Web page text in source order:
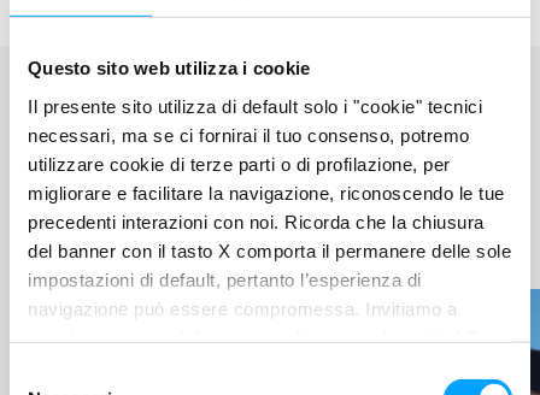
Questo sito web utilizza i cookie
Il presente sito utilizza di default solo i "cookie" tecnici
necessari, ma se ci fornirai il tuo consenso, potremo
utilizzare cookie di terze parti o di profilazione, per
migliorare e facilitare la navigazione, riconoscendo le tue
precedenti interazioni con noi. Ricorda che la chiusura
del banner con il tasto X comporta il permanere delle sole
impostazioni di default, pertanto l’esperienza di
navigazione può essere compromessa. Invitiamo a
BARDAHL WORLD
LEGGI LE ULTIME
NOVITÀ